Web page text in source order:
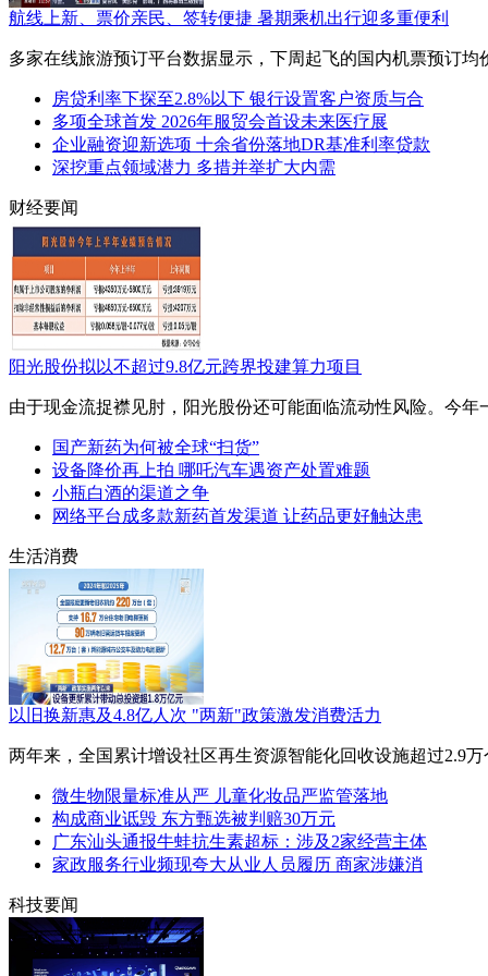
航线上新、票价亲民、签转便捷 暑期乘机出行迎多重便利
多家在线旅游预订平台数据显示，下周起飞的国内机票预订
房贷利率下探至2.8%以下 银行设置客户资质与合
多项全球首发 2026年服贸会首设未来医疗展
企业融资迎新选项 十余省份落地DR基准利率贷款
深挖重点领域潜力 多措并举扩大内需
财经要闻
阳光股份拟以不超过9.8亿元跨界投建算力项目
由于现金流捉襟见肘，阳光股份还可能面临流动性风险。今
国产新药为何被全球“扫货”
设备降价再上拍 哪吒汽车遇资产处置难题
小瓶白酒的渠道之争
网络平台成多款新药首发渠道 让药品更好触达患
生活消费
以旧换新惠及4.8亿人次 "两新"政策激发消费活力
两年来，全国累计增设社区再生资源智能化回收设施超过2.9
微生物限量标准从严 儿童化妆品严监管落地
构成商业诋毁 东方甄选被判赔30万元
广东汕头通报牛蛙抗生素超标：涉及2家经营主体
家政服务行业频现夸大从业人员履历 商家涉嫌消
科技要闻